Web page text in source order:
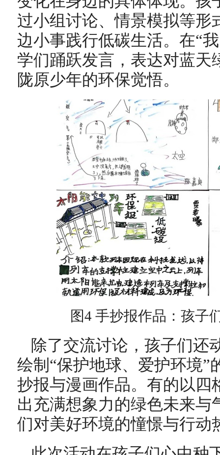
过小组讨论、情景模拟等形
边小事践行低碳生活。在“
学们踊跃发言，表达对蓝天
陇原少年的环保觉悟。
图4 手抄报作品：孩子
除了交流讨论，孩子们还
绘制“保护地球、爱护环境”
抄报与漫画作品。有的以四
出充满想象力的绿色未来与
们对美好环境的憧憬与行动